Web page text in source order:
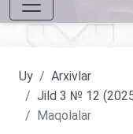
Uy
Arxivlar
Jild 3 № 12
Maqolalar